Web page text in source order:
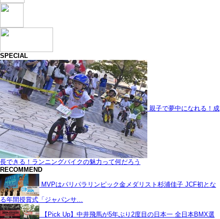
SPECIAL
親子で夢中になれる！成
長できる！ランニングバイクの魅力って何だろう
RECOMMEND
MVPはパリパラリンピック金メダリスト杉浦佳子 JCF初とな
る年間授賞式「ジャパンサ…
【Pick Up】中井飛馬が5年ぶり2度目の日本一 全日本BMX選